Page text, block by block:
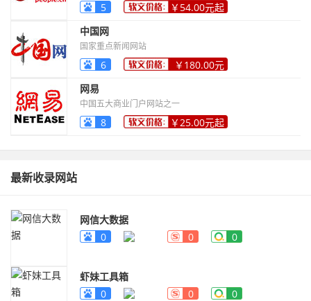
5
￥54.00元起
中国网
国家重点新闻网站
6
￥180.00元
网易
中国五大商业门户网站之一
8 ￥25.00元起
最新收录网站
网信大数据
0
0 0
虾妹工具箱
0
0 0